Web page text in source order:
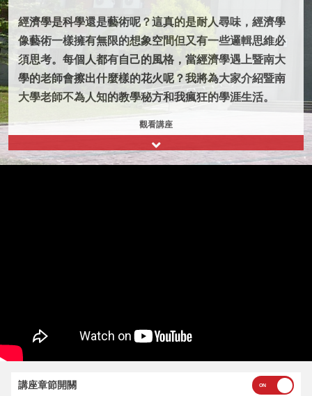
經濟學是科學還是藝術呢？這真的是耐人尋味，經濟學
像藝術一樣擁有無限的想象空間但又有一些邏輯思維必
須思考。每個人都有自己的風格，當經濟學遇上暨南大
學的老師會擦出什麼樣的花火呢？我將為大家介紹暨南
大學老師不為人知的教學秘方和我瘋狂的學涯生活。
觀看講座
講座章節開關